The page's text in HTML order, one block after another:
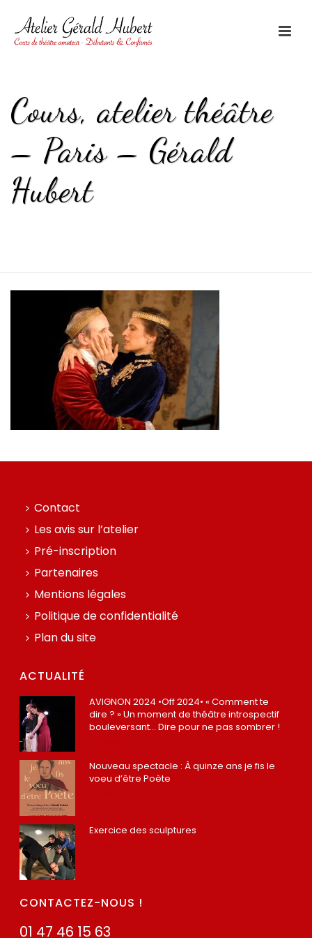
Cours, atelier théâtre
– Paris – Gérald
Hubert
Contact
Les avis sur l’atelier
Pré-inscription
Partenaires
Mentions légales
Politique de confidentialité
Plan du site
ACTUALITÉ
AVIGNON 2024 •Off 2024• « Comment te
dire ? » Un moment de théâtre introspectif
bouleversant… Dire pour ne pas sombrer !
Nouveau spectacle : À quinze ans je fis le
voeu d’être Poète
Exercice des sculptures
CONTACTEZ-NOUS !
01 47 46 15 63